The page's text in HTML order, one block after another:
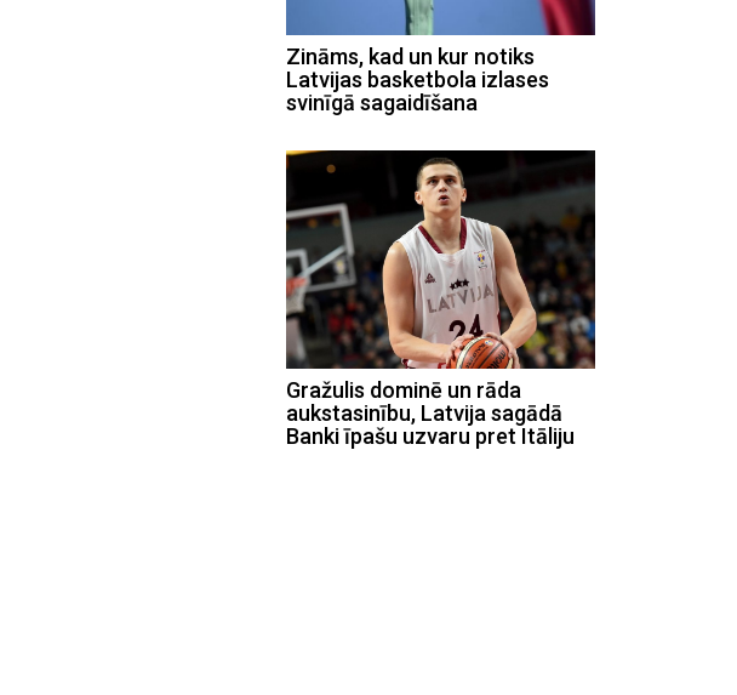
Zināms, kad un kur notiks
Latvijas basketbola izlases
svinīgā sagaidīšana
Gražulis dominē un rāda
aukstasinību, Latvija sagādā
Banki īpašu uzvaru pret Itāliju